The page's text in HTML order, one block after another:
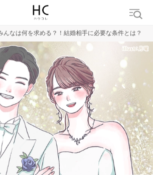
んなは何を求める？！結婚相手に必要な条件とは？